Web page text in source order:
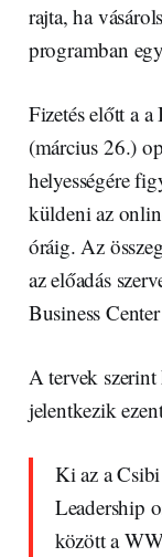
rajta, ha
programban
Fizetés előtt a
(március 26.)
helyességére
küldeni az
óráig. Az
az előadás
Business
A tervek
jelentkezik
Ki az a
Leadership
között a